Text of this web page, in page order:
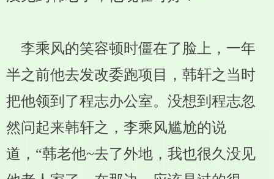
李乘风的笑容顿时僵在了脸上，一年
半之前他去发改委跑项目，韩轩之当时
把他领到了程志办公室。没想到程志忽
然问起来韩轩之，李乘风尴尬的说
道，“韩老他~去了外地，我也很久没见